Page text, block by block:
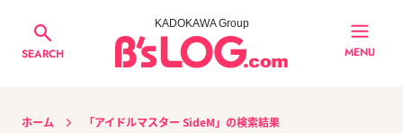
SEARCH
KADOKAWA Group
MENU
ホーム 「アイドルマスター SideM」の検索結果